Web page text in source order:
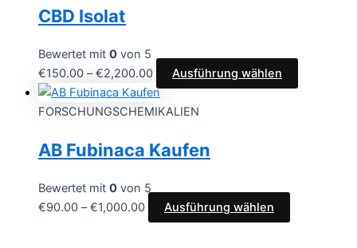
CBD Isolat
Bewertet mit 0 von 5
€150.00 –€2,200.00 Ausführung wählen
FORSCHUNGSCHEMIKALIEN
AB Fubinaca Kaufen
Bewertet mit 0 von 5
€90.00 –€1,000.00 Ausführung wählen